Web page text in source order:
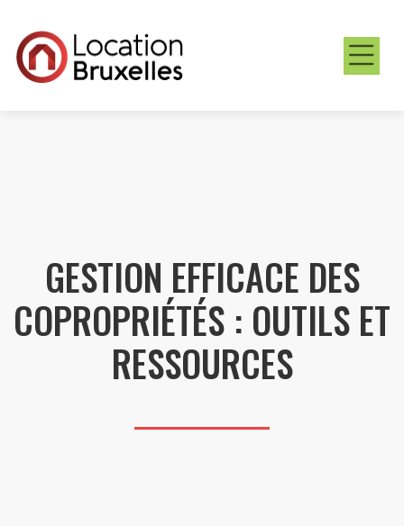
GESTION EFFICACE DES
COPROPRIÉTÉS : OUTILS ET
RESSOURCES